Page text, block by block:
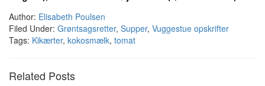
Author: Elisabeth Poulsen
Filed Under: Grøntsagsretter, Supper, Vuggestue opskrifter
Tags: Kikærter, kokosmælk, tomat
Related Posts